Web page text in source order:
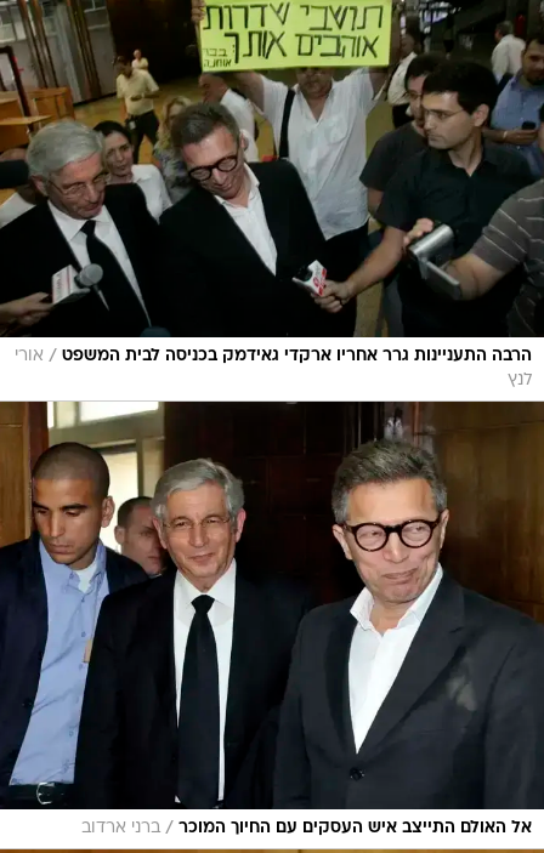
הרבה התעניינות גרר אחריו ארקדי גאידמק בכניסה לבית המשפט / אורי
לנץ
אל האולם התייצב איש העסקים עם החיוך המוכר / ברני ארדוב